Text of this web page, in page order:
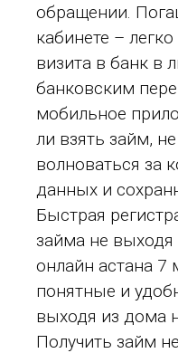
обращении.
кабинете –
визита в банк в
банковским
мобильное
ли взять займ,
волноваться за
данных и
Быстрая
займа не
онлайн астана 7
понятные и
выходя из дома
Получить займ